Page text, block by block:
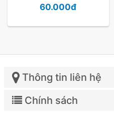
60.000đ
Thông tin liên hệ
Chính sách